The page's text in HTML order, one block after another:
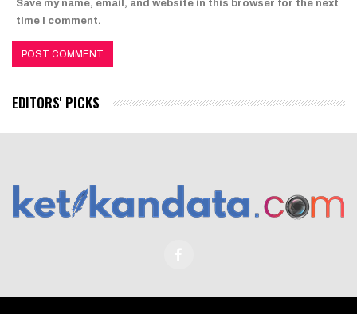
Save my name, email, and website in this browser for the next
time I comment.
EDITORS' PICKS